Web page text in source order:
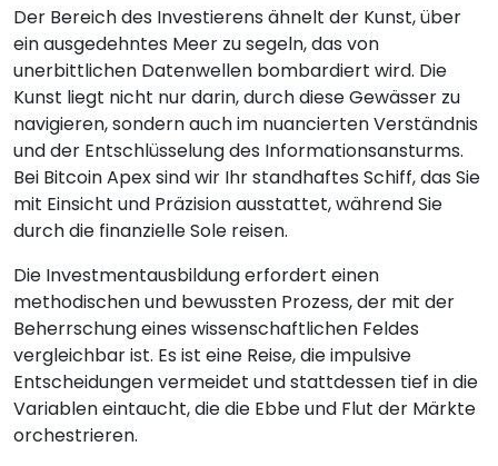
Der Bereich des Investierens ähnelt der Kunst, über
ein ausgedehntes Meer zu segeln, das von
unerbittlichen Datenwellen bombardiert wird. Die
Kunst liegt nicht nur darin, durch diese Gewässer zu
navigieren, sondern auch im nuancierten Verständnis
und der Entschlüsselung des Informationsansturms.
Bei Bitcoin Apex sind wir Ihr standhaftes Schiff, das Sie
mit Einsicht und Präzision ausstattet, während Sie
durch die finanzielle Sole reisen.
Die Investmentausbildung erfordert einen
methodischen und bewussten Prozess, der mit der
Beherrschung eines wissenschaftlichen Feldes
vergleichbar ist. Es ist eine Reise, die impulsive
Entscheidungen vermeidet und stattdessen tief in die
Variablen eintaucht, die die Ebbe und Flut der Märkte
orchestrieren.